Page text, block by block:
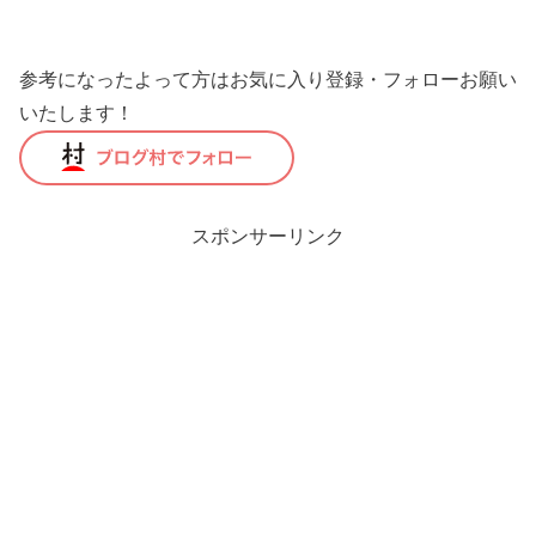
参考になったよって方はお気に入り登録・フォローお願い
いたします！
スポンサーリンク